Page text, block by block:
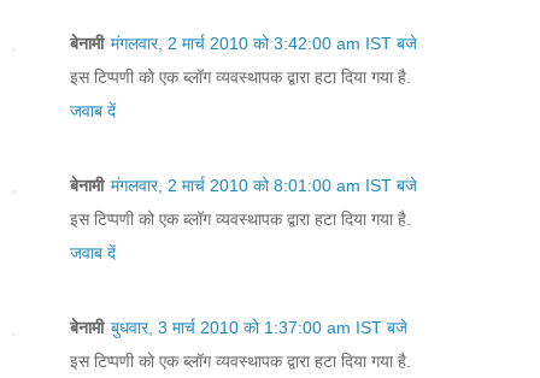
बेनामी मंगलवार, 2 मार्च 2010 को 3:42:00 am IST बजे
इस टिप्पणी को एक ब्लॉग व्यवस्थापक द्वारा हटा दिया गया है.
जवाब दें
बेनामी मंगलवार, 2 मार्च 2010 को 8:01:00 am IST बजे
इस टिप्पणी को एक ब्लॉग व्यवस्थापक द्वारा हटा दिया गया है.
जवाब दें
बेनामी बुधवार, 3 मार्च 2010 को 1:37:00 am IST बजे
इस टिप्पणी को एक ब्लॉग व्यवस्थापक द्वारा हटा दिया गया है.